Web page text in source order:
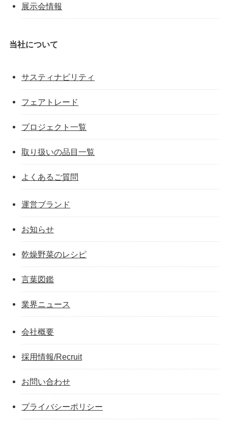
展示会情報
当社について
サスティナビリティ
フェアトレード
プロジェクト一覧
取り扱いの品目一覧
よくあるご質問
運営ブランド
お知らせ
乾燥野菜のレシピ
言葉図鑑
業界ニュース
会社概要
採用情報/Recruit
お問い合わせ
プライバシーポリシー